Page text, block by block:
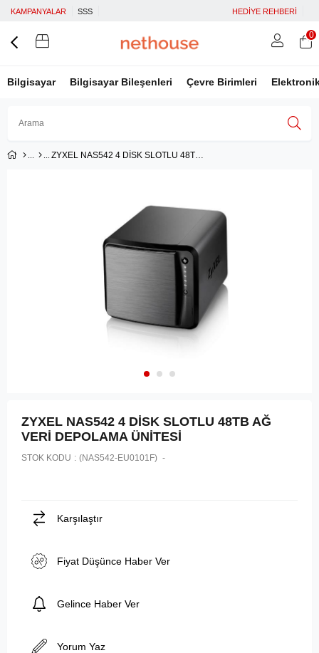
KAMPANYALAR SSS HEDİYE REHBERİ
Bilgisayar Bilgisayar Bileşenleri Çevre Birimleri
0
ZYXEL NAS542 4 DİSK SLOTLU 48TB AĞ VERİ DEPOLAMA ÜNİTESİ
ZYXEL NAS542 4 DİSK SLOTLU 48TB AĞ
VERİ DEPOLAMA ÜNİTESİ
STOK KODU (NAS542-EU0101F)
Karşılaştır
Fiyat Düşünce Haber Ver
Gelince Haber Ver
Yorum Yaz